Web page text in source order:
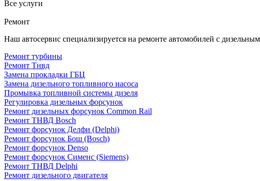
Все услуги
Ремонт
Наш автосервис специализируется на ремонте автомобилей с
Ремонт турбины
Ремонт Тнвд
Замена прокладки ГБЦ
Замена дизельного топливного насоса
Промывка топливной системы дизеля
Регулировка дизельных форсунок
Ремонт дизельных форсунок Common Rail
Ремонт ТНВД Bosch
Ремонт форсунок Делфи (Delphi)
Ремонт форсунок Бош (Bosch)
Ремонт форсунок Denso
Ремонт форсунок Сименс (Siemens)
Ремонт ТНВД Delphi
Ремонт дизельного двигателя